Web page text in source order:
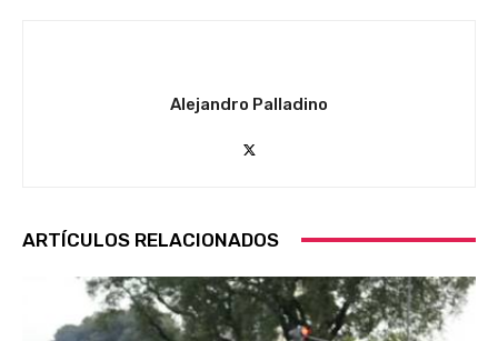
Alejandro Palladino
ARTÍCULOS RELACIONADOS